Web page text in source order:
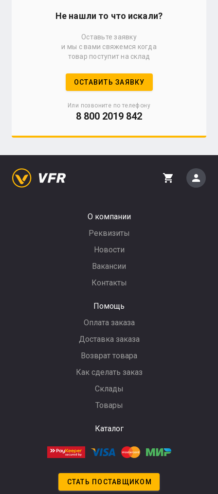
Не нашли то что искали?
Оставьте заявку
и мы с вами свяжемся когда
товар поступит на склад
ОСТАВИТЬ ЗАЯВКУ
Или позвоните по телефону
8 800 2019 842
О компании
Реквизиты
Новости
Вакансии
Контакты
Помощь
Оплата заказа
Доставка заказа
Возврат товара
Как сделать заказ
Склады
Товары
Каталог
shopping_cart person
СТАТЬ ПОСТАВЩИКОМ